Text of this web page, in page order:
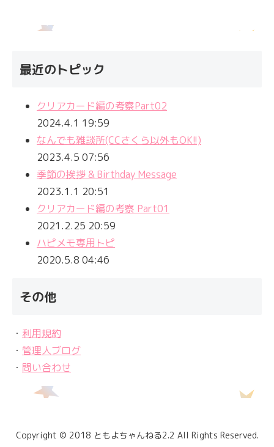
最近のトピック
クリアカード編の考察Part02
2024.4.1 19:59
なんでも雑談所(CCさくら以外もOK!!)
2023.4.5 07:56
季節の挨拶 & Birthday Message
2023.1.1 20:51
クリアカード編の考察 Part01
2021.2.25 20:59
ハピメモ専用トピ
2020.5.8 04:46
その他
・ 利用規約
・ 管理人ブログ
・ 問い合わせ
Copyright © 2018 ともよちゃんねる2.2 All Rights Reserved.